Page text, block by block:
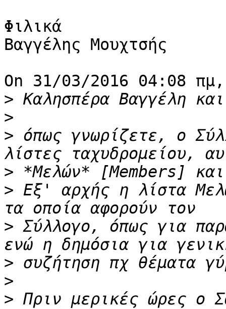
Φιλικά
Βαγγέλης Μουχτσής
On 31/03/2016 04:08
>
>
> όπως γνωρίζετε, ο
>
> Εξ' αρχής η λίστα
> Σύλλογο, όπως για
>
>
> Πριν μερικές ώρες ο